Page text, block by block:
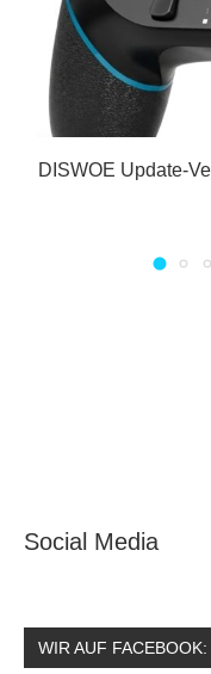
DISWOE Update-
Social Media
WIR AUF FACEBOOK: